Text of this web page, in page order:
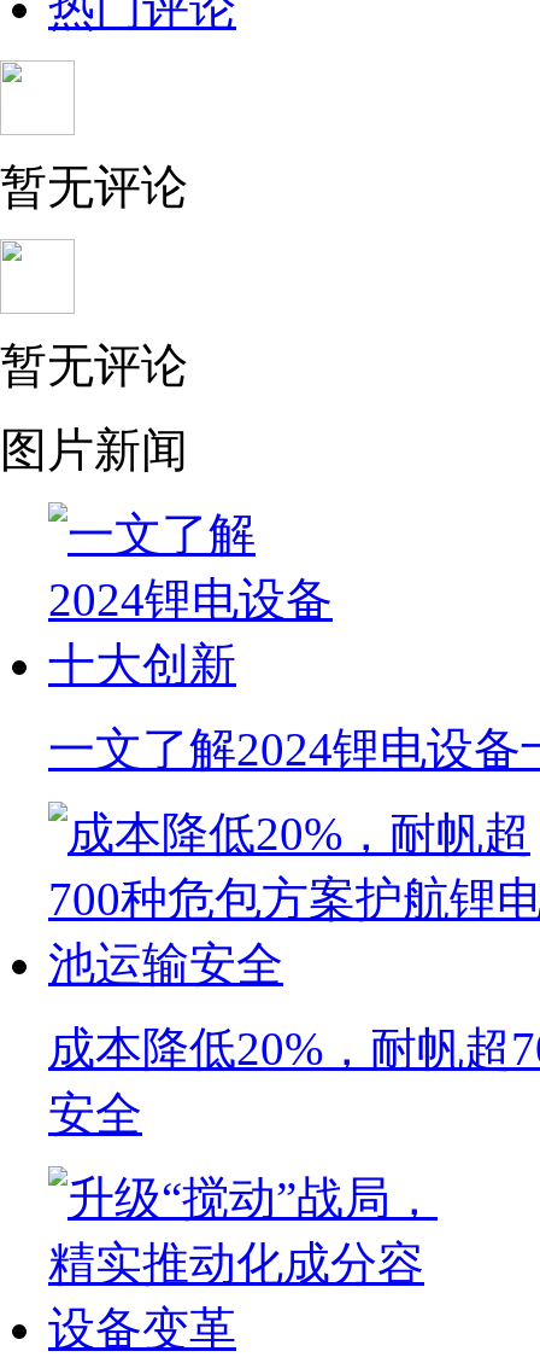
暂无评论
暂无评论
图片新闻
一文了解2024锂电设备
成本降低20%，耐帆超
安全